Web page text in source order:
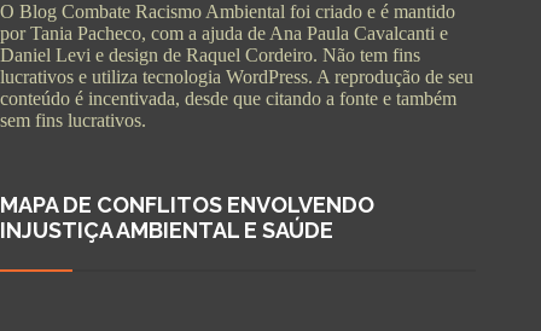
O Blog Combate Racismo Ambiental foi criado e é mantido
por Tania Pacheco, com a ajuda de Ana Paula Cavalcanti e
Daniel Levi e design de Raquel Cordeiro. Não tem fins
lucrativos e utiliza tecnologia WordPress. A reprodução de seu
conteúdo é incentivada, desde que citando a fonte e também
sem fins lucrativos.
MAPA DE CONFLITOS ENVOLVENDO
INJUSTIÇA AMBIENTAL E SAÚDE